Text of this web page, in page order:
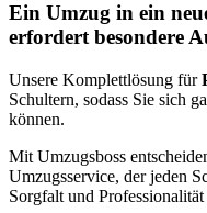
Ein Umzug in ein
erfordert besondere
Unsere Komplettlösung für
Schultern, sodass Sie sich
können.
Mit Umzugsboss
Umzugsservice, der jeden
Sorgfalt und Professionalität